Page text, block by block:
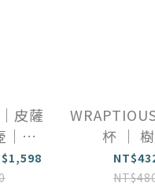
皮薩
｜紅
杯 ｜